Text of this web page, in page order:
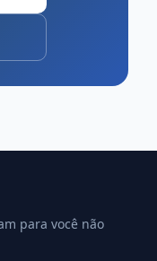
para você não